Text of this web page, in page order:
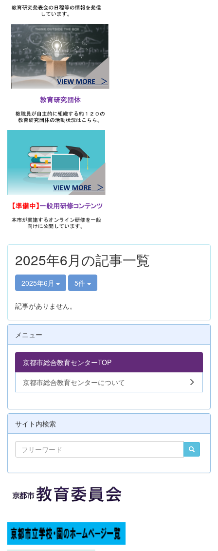
2025年6月の記事一覧
2025年6月 5件
記事がありません。
メニュー
京都市総合教育センターTOP
京都市総合教育センターについて
サイト内検索